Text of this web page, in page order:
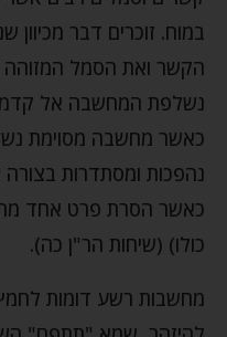
במוח. זוכרים דבר מכיוון
הקשר ואת הסמל
נשלפת המחשבה אל
כאשר מחשבה מסוימת
נהפכות ומסתדרות
כאשר הסרת פרט אחד
כולו) (שיחות הר"ן כה).
מחשבות רשע דומות